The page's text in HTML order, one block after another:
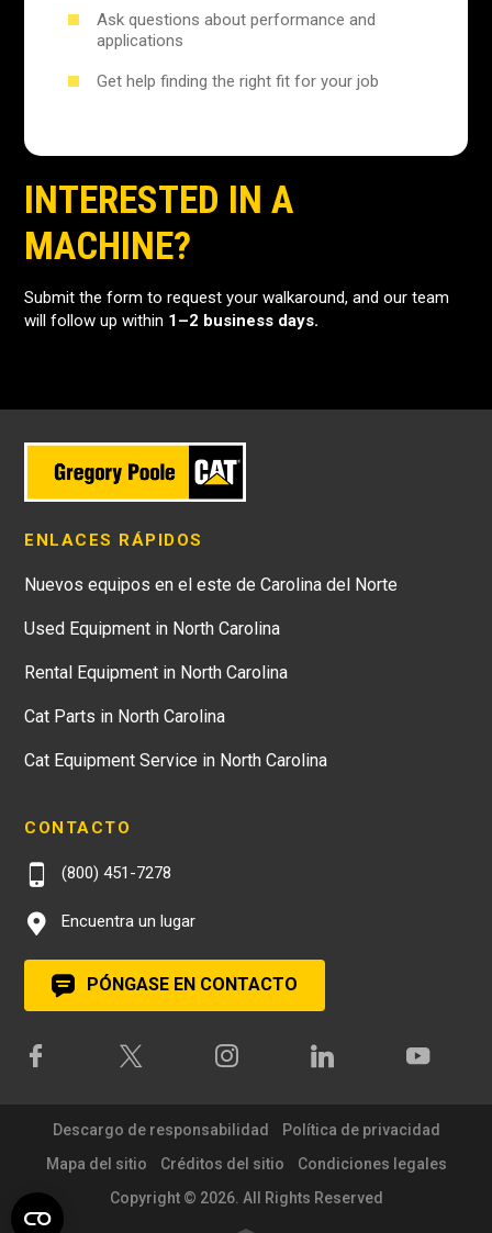
Ask questions about performance and
applications
Get help finding the right fit for your job
INTERESTED IN A
MACHINE?
Submit the form to request your walkaround, and our team
will follow up within 1–2 business days.
ENLACES RÁPIDOS
Nuevos equipos en el este de Carolina del Norte
Used Equipment in North Carolina
Rental Equipment in North Carolina
Cat Parts in North Carolina
Cat Equipment Service in North Carolina
CONTACTO
(800) 451-7278
Encuentra un lugar
PÓNGASE EN CONTACTO
Descargo de responsabilidad
Política de privacidad
Mapa del sitio
Créditos del sitio
Condiciones legales
Copyright © 2026. All Rights Reserved